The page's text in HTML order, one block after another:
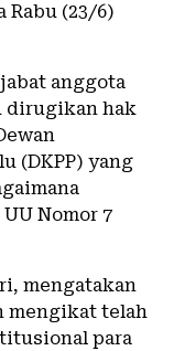
Rabu (23/6)
anggota
dirugikan hak
(DKPP) yang
Nomor 7
mengatakan
mengikat telah
para